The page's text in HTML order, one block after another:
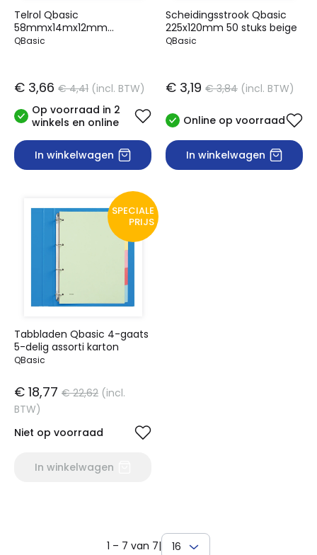
Telrol Qbasic
58mmx14mx12mm
Thermisch; pak 5 rol
QBasic
€ 3,66 € 4,41 (incl. BTW)
Op voorraad in 2
winkels en online
In winkelwagen
Scheidingsstrook Qbasic
225x120mm 50 stuks beige
QBasic
€ 3,19 € 3,84 (incl. BTW)
Online op voorraad
In winkelwagen
SPECIALE
PRIJS
Tabbladen Qbasic 4-gaats
5-delig assorti karton
QBasic
€ 18,77 € 22,62 (incl.
BTW)
Niet op voorraad
In winkelwagen
1 – 7 van 7| 16